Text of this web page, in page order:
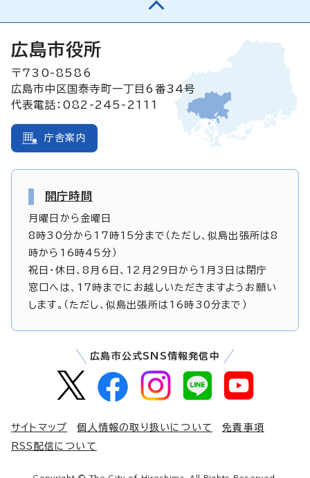
広島市役所
〒730-8586
広島市中区国泰寺町一丁目6番34号
代表電話：082-245-2111
庁舎案内
開庁時間
月曜日から金曜日
8時30分から17時15分まで（ただし、似島出張所は8
時から16時45分）
祝日・休日、8月6日、12月29日から1月3日は閉庁
窓口へは、17時までにお越しいただきますようお願い
します。（ただし、似島出張所は16時30分まで）
広島市公式SNS情報発信中
サイトマップ 個人情報の取り扱いについて
免責事項
RSS配信について